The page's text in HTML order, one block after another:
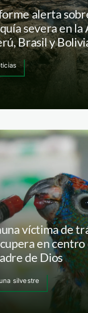
alerta
severa en la
Brasil y
víctima de
en centro
de Dios
silvestre